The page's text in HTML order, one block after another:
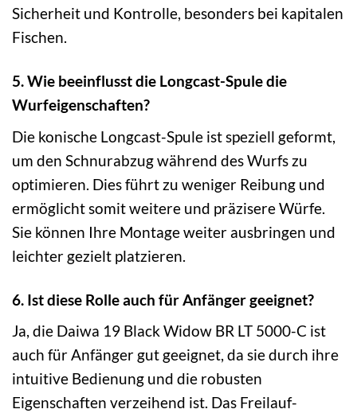
Sicherheit und Kontrolle, besonders bei kapitalen
Fischen.
5. Wie beeinflusst die Longcast-Spule die
Wurfeigenschaften?
Die konische Longcast-Spule ist speziell geformt,
um den Schnurabzug während des Wurfs zu
optimieren. Dies führt zu weniger Reibung und
ermöglicht somit weitere und präzisere Würfe.
Sie können Ihre Montage weiter ausbringen und
leichter gezielt platzieren.
6. Ist diese Rolle auch für Anfänger geeignet?
Ja, die Daiwa 19 Black Widow BR LT 5000-C ist
auch für Anfänger gut geeignet, da sie durch ihre
intuitive Bedienung und die robusten
Eigenschaften verzeihend ist. Das Freilauf-